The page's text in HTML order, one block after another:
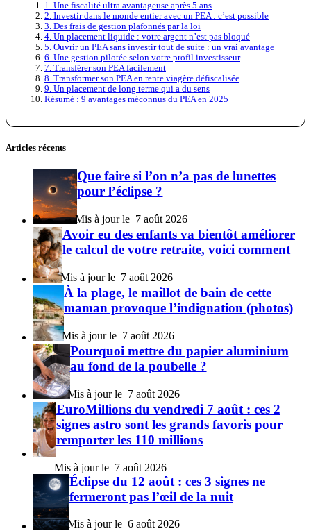
1. Une fiscalité ultra avantageuse après 5 ans
2. Investir dans le monde entier avec un PEA : c’est possible
3. Des frais de gestion plafonnés par la loi
4. Un placement liquide : votre argent n’est pas bloqué
5. Ouvrir un PEA sans investir tout de suite : un vrai avantage
6. Une gestion pilotée selon votre profil investisseur
7. Transférer son PEA facilement
8. Transformer son PEA en rente viagère défiscalisée
9. Un placement de long terme qui a du sens
Résumé : 9 avantages méconnus du PEA en 2025
Articles récents
Que faire si l’on n’a pas de lunettes
pour l’éclipse ?
7 août 2026
Avoir eu des enfants va bientôt améliorer
le calcul de votre retraite, voici comment
7 août 2026
À la plage, le maillot de bain de cette
maman provoque l’indignation (photos)
7 août 2026
Pourquoi mettre du papier aluminium
au fond de la poubelle ?
7 août 2026
EuroMillions du vendredi 7 août : ces 2
signes astro sont les grands favoris pour
remporter les 110 millions
7 août 2026
Éclipse du 12 août : ces 3 signes ne
fermeront pas l’œil de la nuit
6 août 2026